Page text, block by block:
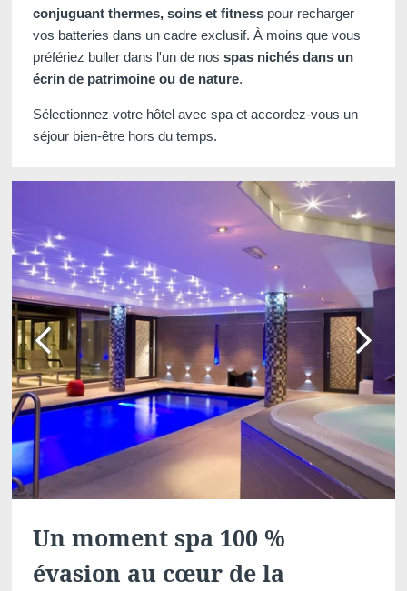
conjuguant thermes, soins et fitnesspour recharger
vos batteries dans un cadre exclusif. À moins que vous
préfériez buller dans l'un de nos spas nichés dans un
écrin de patrimoine ou de nature.
Sélectionnez votre hôtel avec spa et accordez-vous un
séjour bien-être hors du temps.
Un moment spa 100 %
évasion au cœur de la